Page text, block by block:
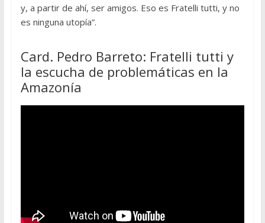
y, a partir de ahí, ser amigos. Eso es Fratelli tutti, y no
es ninguna utopía”.
Card. Pedro Barreto: Fratelli tutti y
la escucha de problemáticas en la
Amazonía